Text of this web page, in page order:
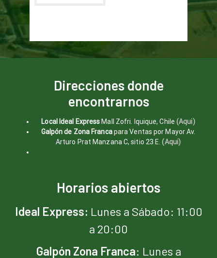
Direcciones donde
encontrarnos
Local Ideal Express Mall Zofri. Iquique, Chile(Aqui)
Galpón de Zona Francapara Ventas por Mayor Av.
Arturo Prat Manzana C, sitio 23 E.(Aqui)
Horarios abiertos
Ideal Express: Lunes a Sábado: 11:00
a 20:00
Galpón Zona Franca: Lunes a